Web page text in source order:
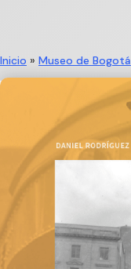
Inicio » Museo de Bogotá